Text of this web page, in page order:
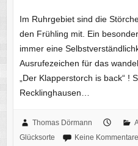
Im Ruhrgebiet sind die
den Frühling mit. Ein
immer eine
Ausrufezeichen für das
„Der Klapperstorch is back“ !
Recklinghausen…
Thomas Dörmann
Glücksorte
Keine Kommentare